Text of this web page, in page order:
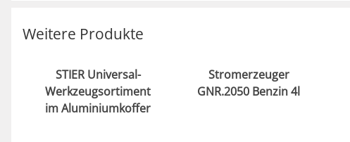
Weitere Produkte
STIER Universal-
Werkzeugsortiment
im Aluminiumkoffer
Stromerzeuger
GNR.2050 Benzin 4l